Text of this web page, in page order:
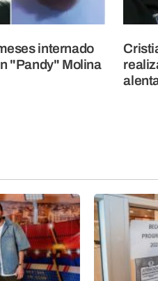
internado
"Pandy" Molina